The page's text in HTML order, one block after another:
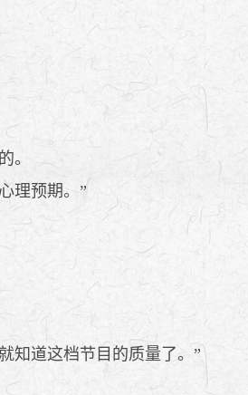
。
理预期。”
知道这档节目的质量了。”